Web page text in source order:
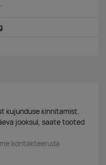
kujunduse kinnitamist.
jooksul, saate tooted
kontakteeruda